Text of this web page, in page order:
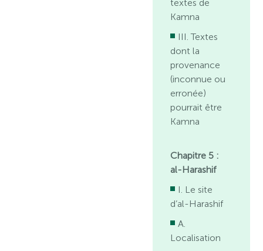
textes de
Kamna
III. Textes
dont la
provenance
(inconnue ou
erronée)
pourrait être
Kamna
Chapitre 5 :
al-Harashif
I. Le site
d’al-Harashif
A.
Localisation